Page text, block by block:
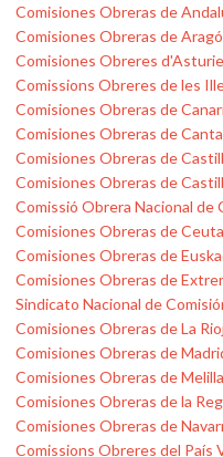
Comisiones Obreras de
Comisiones Obreras de
Comisiones Obreres
Comissions Obreres de les
Comisiones Obreras de
Comisiones Obreras de
Comisiones Obreras de
Comisiones Obreras de
Comissió Obrera Nacional de
Comisiones Obreras de Ceuta
Comisiones Obreras de
Comisiones Obreras de
Sindicato Nacional de
Comisiones Obreras de La
Comisiones Obreras de
Comisiones Obreras de Melilla
Comisiones Obreras de la
Comisiones Obreras de
Comissions Obreres del País